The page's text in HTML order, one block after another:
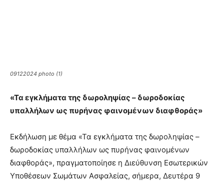
09122024 photo (1)
«Τα εγκλήματα της δωροληψίας – δωροδοκίας
υπαλλήλων ως πυρήνας φαινομένων διαφθοράς»
Εκδήλωση με θέμα «Τα εγκλήματα της δωροληψίας –
δωροδοκίας υπαλλήλων ως πυρήνας φαινομένων
διαφθοράς», πραγματοποίησε η Διεύθυνση Εσωτερικών
Υποθέσεων Σωμάτων Ασφαλείας, σήμερα, Δευτέρα 9